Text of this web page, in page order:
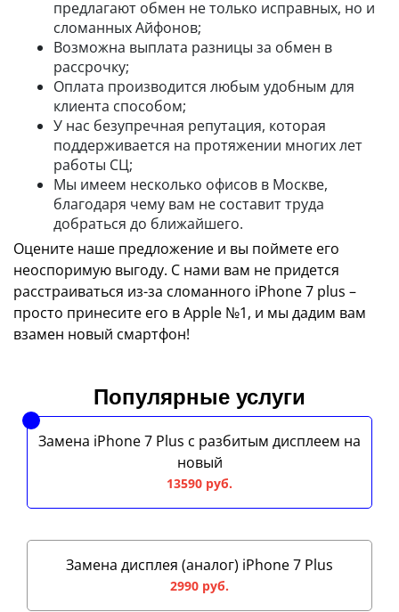
предлагают обмен не только исправных, но и
сломанных Айфонов;
Возможна выплата разницы за обмен в
рассрочку;
Оплата производится любым удобным для
клиента способом;
У нас безупречная репутация, которая
поддерживается на протяжении многих лет
работы СЦ;
Мы имеем несколько офисов в Москве,
благодаря чему вам не составит труда
добраться до ближайшего.
Оцените наше предложение и вы поймете его
неоспоримую выгоду. С нами вам не придется
расстраиваться из-за сломанного iPhone 7 plus –
просто принесите его в Apple №1, и мы дадим вам
взамен новый смартфон!
Популярные услуги
Замена iPhone 7 Plus с разбитым дисплеем на
новый
13590 руб.
Замена дисплея (аналог) iPhone 7 Plus
2990 руб.